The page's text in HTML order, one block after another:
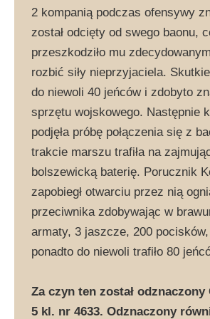
2 kompanią podczas ofensywy
został odcięty od swego baonu,
przeszkodziło mu
rozbić siły nieprzyjaciela.
do niewoli 40 jeńców i zdobyto
sprzętu wojskowego. Następnie
podjęła próbę połączenia się z
trakcie marszu trafiła na
bolszewicką baterię. Porucznik
zapobiegł otwarciu przez nią
przeciwnika zdobywając w
armaty, 3 jaszcze, 200
ponadto do niewoli trafiło 80
Za czyn ten został odznaczony
5 kl. nr 4633. Odznaczony